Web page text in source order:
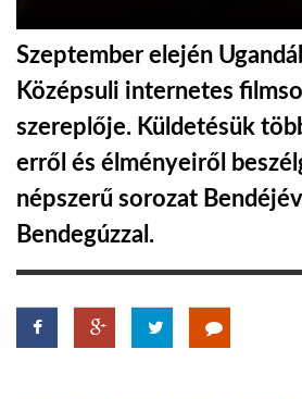
GLOBOTV BP
HÍR3D
GLOBOTV
Szeptember elején
Középsuli internetes
szereplője. Küldetésük
erről és élményeiről
népszerű sorozat
Bendegúzzal.